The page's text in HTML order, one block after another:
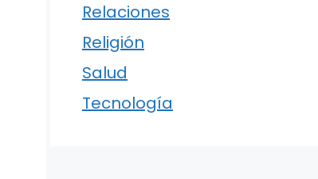
Relaciones
Religión
Salud
Tecnología